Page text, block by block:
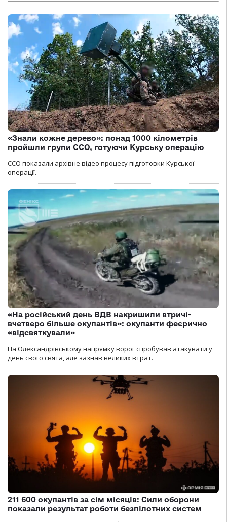
«Знали кожне дерево»: понад 1000 кілометрів
пройшли групи ССО, готуючи Курську операцію
ССО показали архівне відео процесу підготовки Курської
операції.
«На російський день ВДВ накришили втричі-
вчетверо більше окупантів»: окупанти феєрично
«відсвяткували»
На Олександрівському напрямку ворог спробував атакувати у
день свого свята, але зазнав великих втрат.
211 600 окупантів за сім місяців: Сили оборони
показали результат роботи безпілотних систем